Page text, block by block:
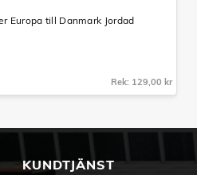
Europa till Danmark Jordad
Rek: 129,00 kr
KUNDTJÄNST